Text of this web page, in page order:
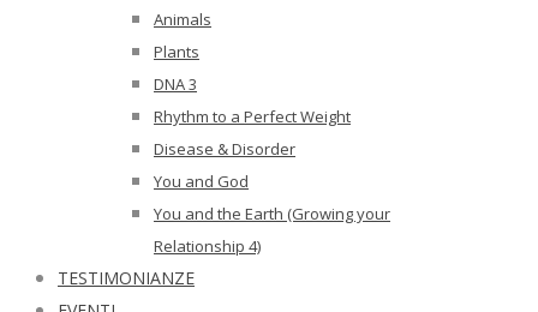
Animals
Plants
DNA 3
Rhythm to a Perfect Weight
Disease & Disorder
You and God
You and the Earth (Growing your
Relationship 4)
TESTIMONIANZE